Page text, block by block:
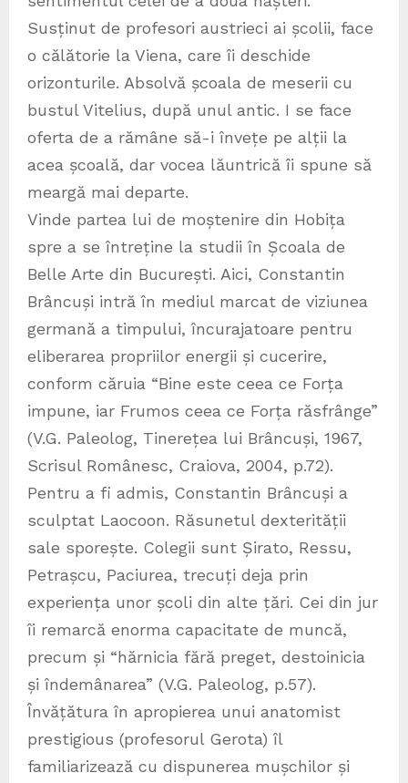
Susținut de profesori austrieci ai școlii, face
o călătorie la Viena, care îi deschide
orizonturile. Absolvă școala de meserii cu
bustul Vitelius, după unul antic. I se face
oferta de a rămâne să-i învețe pe alții la
acea școală, dar vocea lăuntrică îi spune să
meargă mai departe.
Vinde partea lui de moștenire din Hobița
spre a se întreține la studii în Școala de
Belle Arte din București. Aici, Constantin
Brâncuși intră în mediul marcat de viziunea
germană a timpului, încurajatoare pentru
eliberarea propriilor energii și cucerire,
conform căruia “Bine este ceea ce Forța
impune, iar Frumos ceea ce Forța răsfrânge”
(V.G. Paleolog, Tinerețea lui Brâncuși, 1967,
Scrisul Românesc, Craiova, 2004, p.72).
Pentru a fi admis, Constantin Brâncuși a
sculptat Laocoon. Răsunetul dexterității
sale sporește. Colegii sunt Șirato, Ressu,
Petrașcu, Paciurea, trecuți deja prin
experiența unor școli din alte țări. Cei din jur
îi remarcă enorma capacitate de muncă,
precum și “hărnicia fără preget, destoinicia
și îndemânarea” (V.G. Paleolog, p.57).
Învățătura în apropierea unui anatomist
prestigious (profesorul Gerota) îl
familiarizează cu dispunerea mușchilor și